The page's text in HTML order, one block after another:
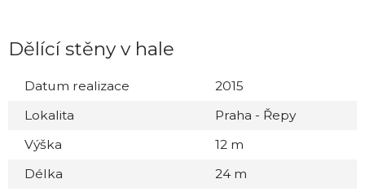
Dělící stěny v hale
Datum realizace
2015
Lokalita
Praha - Řepy
Výška
12 m
Délka
24 m